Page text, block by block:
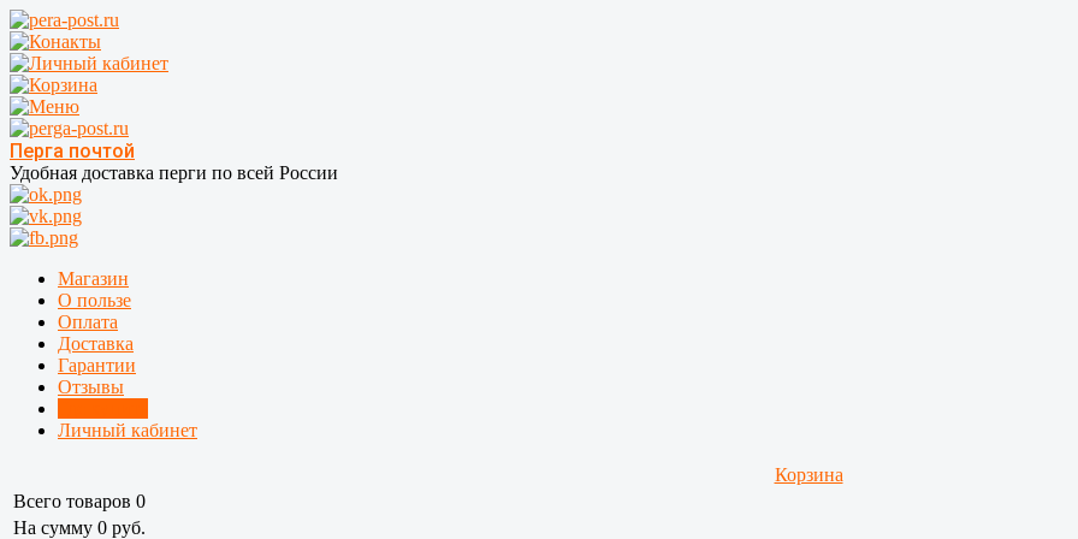
Перга почтой
Удобная доставка перги по всей России
Магазин
О пользе
Оплата
Доставка
Гарантии
Отзывы
Личный кабинет
Корзина
Всего товаров 0
На сумму 0 руб.